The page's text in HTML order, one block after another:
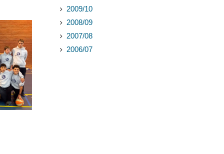
2009/10
2008/09
2007/08
2006/07